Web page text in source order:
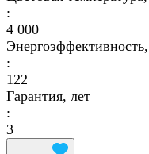
:
4 000
:
122
Гарантия, лет
:
3